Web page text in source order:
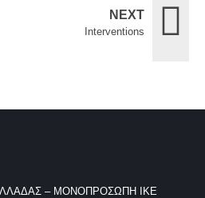
NEXT
Interventions
– ΜΟΝΟΠΡΟΣΩΠΗ ΙΚΕ